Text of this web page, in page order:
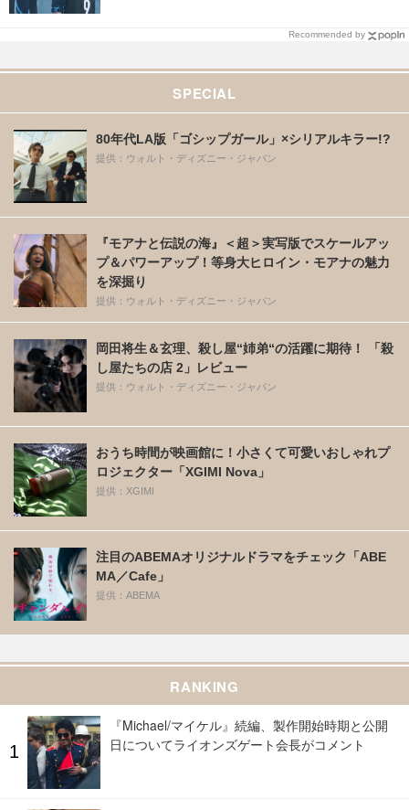
Recommended by
SPECIAL
80年代LA版「ゴシップガール」×シリアルキラー!?
提供：ウォルト・ディズニー・ジャパン
『モアナと伝説の海』＜超＞実写版でスケールアッ
プ＆パワーアップ！等身大ヒロイン・モアナの魅力
を深掘り
提供：ウォルト・ディズニー・ジャパン
岡田将生＆玄理、殺し屋“姉弟“の活躍に期待！ 「殺
し屋たちの店 2」レビュー
提供：ウォルト・ディズニー・ジャパン
おうち時間が映画館に！小さくて可愛いおしゃれプ
ロジェクター「XGIMI Nova」
提供：XGIMI
注目のABEMAオリジナルドラマをチェック「ABE
MA／Cafe」
提供：ABEMA
RANKING
『Michael/マイケル』続編、製作開始時期と公開
日についてライオンズゲート会長がコメント